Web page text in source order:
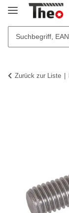
Zurück zur Liste